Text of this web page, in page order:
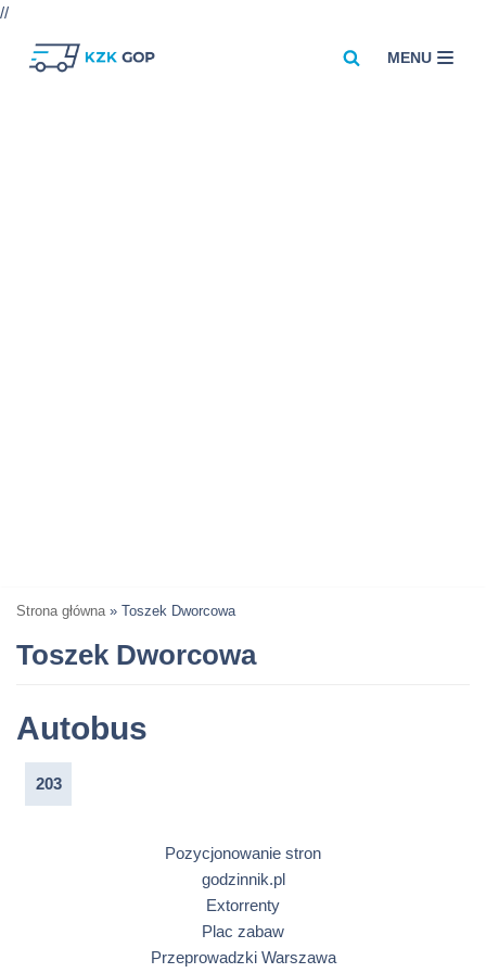
//
MENU
Strona główna » Toszek Dworcowa
Toszek Dworcowa
Autobus
203
Pozycjonowanie stron
godzinnik.pl
Extorrenty
Plac zabaw
Przeprowadzki Warszawa